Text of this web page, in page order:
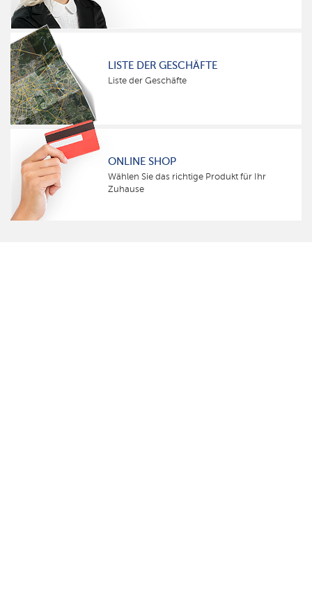
LISTE DER GESCHÄFTE
Liste der Geschäfte
ONLINE SHOP
Wählen Sie das richtige Produkt für Ihr
Zuhause